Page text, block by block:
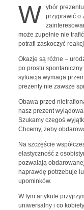
W
ybór
przyprawić o
może zupełnie nie
potrafi zaskoczyć
Okazje są różne –
po prostu
sytuacja wymaga
prezenty nie zawsze
Obawa przed
nasz prezent
Szukamy czegoś
Chcemy, żeby
Na szczęście
elastyczność z
pozwalają
naprawdę potrzebuje
upominków.
W tym artykule
uniwersalny i co